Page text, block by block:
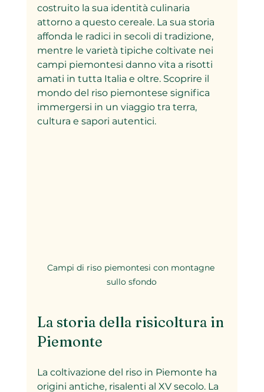
costruito la sua identità culinaria
attorno a questo cereale. La sua storia
affonda le radici in secoli di tradizione,
mentre le varietà tipiche coltivate nei
campi piemontesi danno vita a risotti
amati in tutta Italia e oltre. Scoprire il
mondo del riso piemontese significa
immergersi in un viaggio tra terra,
cultura e sapori autentici.
Campi di riso piemontesi con montagne
sullo sfondo
La storia della risicoltura in
Piemonte
La coltivazione del riso in Piemonte ha
origini antiche, risalenti al XV secolo. La